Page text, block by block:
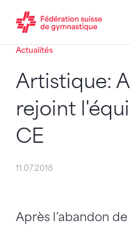
Passer au contenu
Naviguer vers le plan du
JavaScript est
Actualités
Artistique:
rejoint
CE
11.07.2018
Après l’abandon